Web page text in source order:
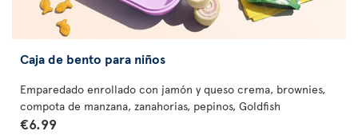
Caja de bento para niños
Emparedado enrollado con jamón y queso crema, brownies,
compota de manzana, zanahorias, pepinos, Goldfish
€6.99